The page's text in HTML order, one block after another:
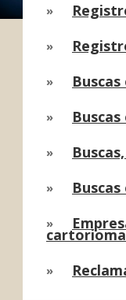
»
»
»
»
»
»
»
»